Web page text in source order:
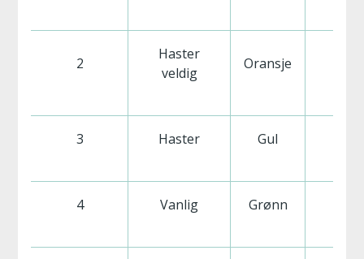
2
Haster
veldig
Oransje
3 Haster Gul
4 Vanlig Grønn